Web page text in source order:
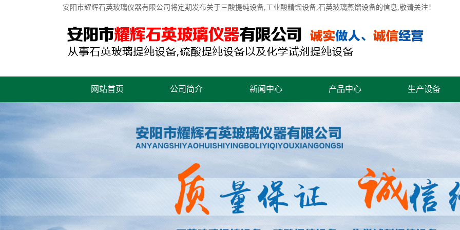
安阳市耀辉石英玻璃仪器有限公司将定期发布关于三酸提纯设备,工业酸精馏设备,石英玻璃蒸馏设备的信息,敬请关注！
网站首页 公司简介 新闻中心 产品中心 生产设备
联系我们